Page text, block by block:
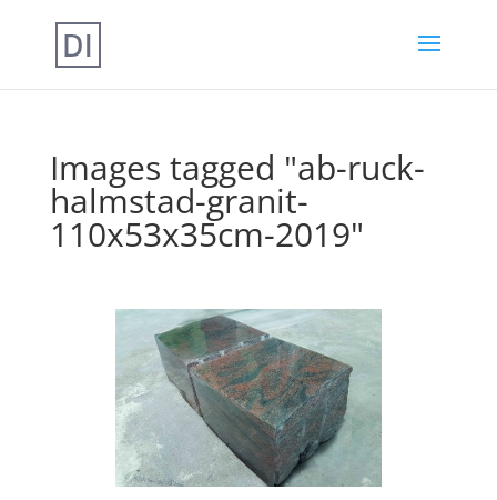
Images tagged "ab-ruck-
halmstad-granit-
110x53x35cm-2019"